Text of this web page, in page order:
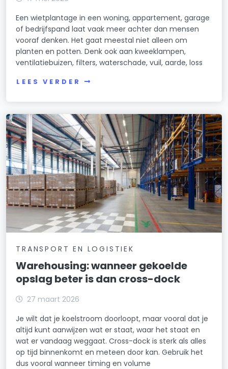
Een wietplantage in een woning, appartement, garage
of bedrijfspand laat vaak meer achter dan mensen
vooraf denken. Het gaat meestal niet alleen om
planten en potten. Denk ook aan kweeklampen,
ventilatiebuizen, filters, waterschade, vuil, aarde, loss
LEES VERDER
TRANSPORT EN LOGISTIEK
Warehousing: wanneer gekoelde
opslag beter is dan cross-dock
27 maart 2026
Je wilt dat je koelstroom doorloopt, maar vooral dat je
altijd kunt aanwijzen wat er staat, waar het staat en
wat er vandaag weggaat. Cross-dock is sterk als alles
op tijd binnenkomt en meteen door kan. Gebruik het
dus vooral wanneer timing en volume